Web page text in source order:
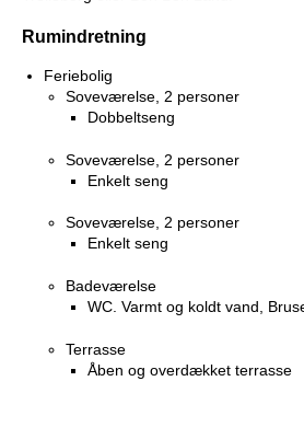
Rumindretning
Feriebolig
Soveværelse, 2 personer
Dobbeltseng
Soveværelse, 2 personer
Enkelt seng
Soveværelse, 2 personer
Enkelt seng
Badeværelse
WC. Varmt og koldt vand,
Terrasse
Åben og overdækket terrasse